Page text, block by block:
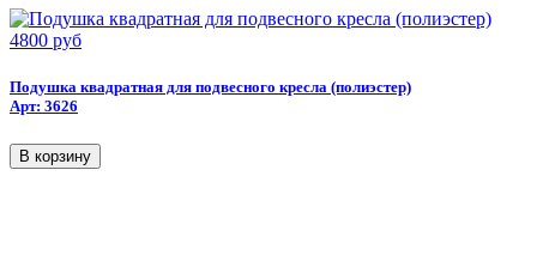
4800 руб
Подушка квадратная для подвесного кресла (полиэстер)
Арт: 3626